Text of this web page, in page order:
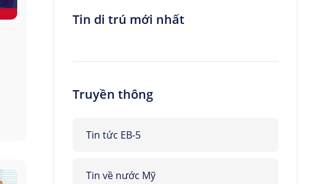
Tin di trú mới nhất
Truyền thông
Tin tức EB-5
Tin về nước Mỹ